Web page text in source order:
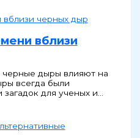
вблизи
черные дыры влияют на
всегда были
для ученых и…